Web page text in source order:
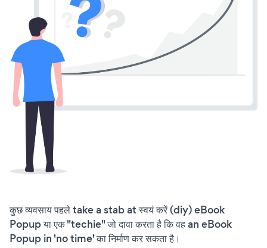
कुछ व्यवसाय पहले take a stab at स्वयं करें (diy) eBook
Popup या एक "techie" जो दावा करता है कि वह an eBook
Popup in 'no time' का निर्माण कर सकता है।